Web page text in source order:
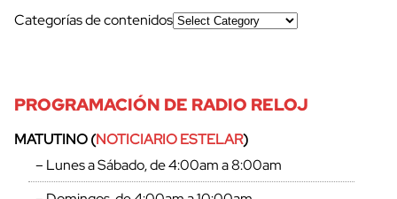
Categorías de contenidos
PROGRAMACIÓN DE RADIO RELOJ
MATUTINO (NOTICIARIO ESTELAR)
– Lunes a Sábado, de 4:00am a 8:00am